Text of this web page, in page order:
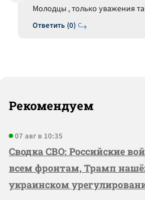
Ответить (0)
Молодцы , только уважения
Рекомендуем
07 авг в 10:35
Сводка СВО: Российские
всем фронтам, Трамп
украинском